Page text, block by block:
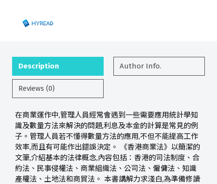
Description Author Info.
Reviews (0)
在商業運作中,管理人員經常會遇到一些需要應用統計學知
識及數量方法來解決的問題,利息及本金的計算是常見的例
子。管理人員若不懂得數量方法的應用,不但不能提高工作
效率,而且有可能作出錯誤決定。 《香港商業法》以簡潔的
文筆,介紹基本的法律概念,內容包括：香港的司法制度、合
約法、民事侵權法、商業組織法、公司法、僱傭法、知識
產權法、土地法和商貿法。 本書講解力求淺白,為準備修讀